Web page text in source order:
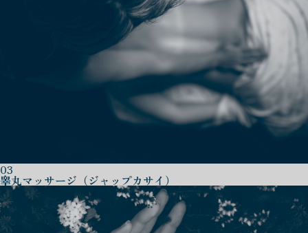
03
睾丸マッサージ（ジャップカサイ）